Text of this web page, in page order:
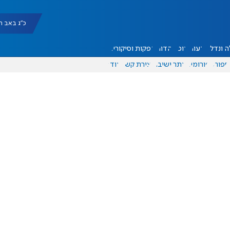
כ"ג באב תשפ"ו
ונדל"ן דעות אוכל יהדות הפקות וסיקורים
ספורט פורומים אתר ישיבה יצירת קשר עוד